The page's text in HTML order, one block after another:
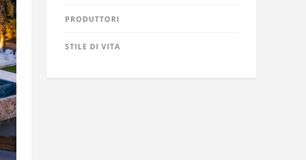
PRODUTTORI
STILE DI VITA